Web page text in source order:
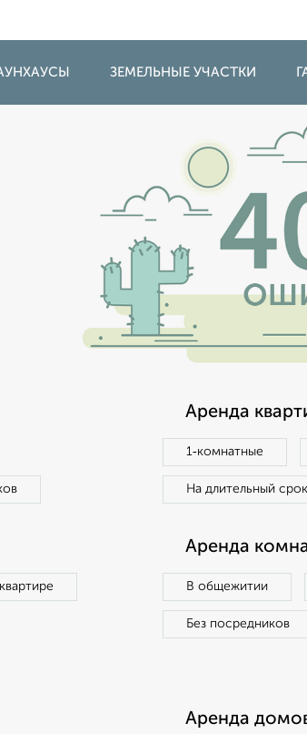
ЗЕМЕЛЬНЫЕ УЧАСТКИ
Аренда
1‑комнатные
На длительный срок
Аренда
В общежитии
Без посредников
Аренда